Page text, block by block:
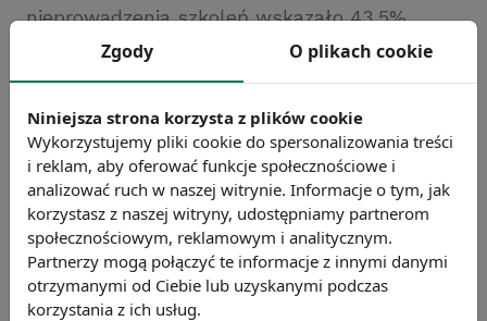
nieprowadzenia szkoleń wskazało 43,5%
przebadanych przedsiębiorstw.
Chcesz wiedzieć więcej?
Zobacz więcej wiadomości
Zgody O plikach cookie
Niniejsza strona korzysta z plików cookie
Wykorzystujemy pliki cookie do spersonalizowania treści
i reklam, aby oferować funkcje społecznościowe i
analizować ruch w naszej witrynie. Informacje o tym, jak
korzystasz z naszej witryny, udostępniamy partnerom
społecznościowym, reklamowym i analitycznym.
Partnerzy mogą połączyć te informacje z innymi danymi
otrzymanymi od Ciebie lub uzyskanymi podczas
korzystania z ich usług.